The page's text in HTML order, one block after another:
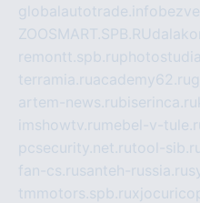
globalautotrade.info
ZOOSMART.SPB.RU
remontt.spb.ru
terramia.ruacademy62.ru
artem-news.rubiserinca.ru
imshowtv.ru mebel-v-
pcsecurity.net.rutool-
fan-cs.rusanteh-russia.ru
tmmotors.spb.ru